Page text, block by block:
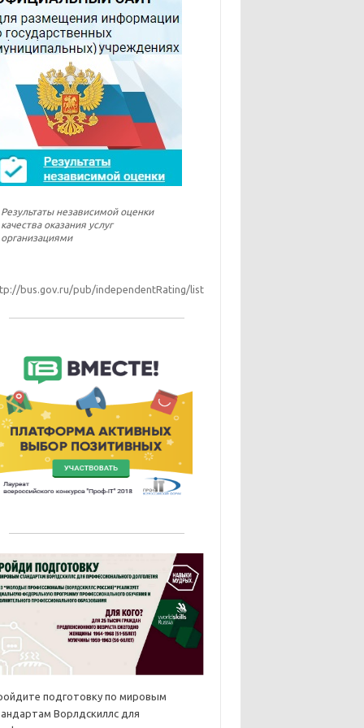
Результаты независимой оценки
качества оказания услуг
организациями
bus.gov.ru/pub/independentRating/list
подготовку по мировым
Ворлдскиллс для